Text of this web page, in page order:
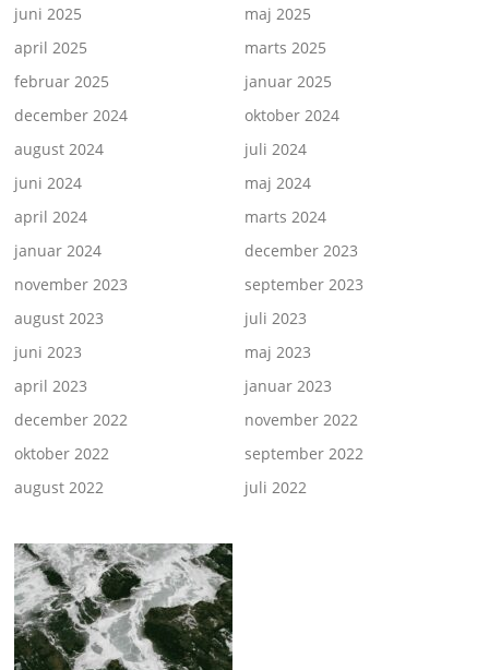
juni 2025
maj 2025
april 2025
marts 2025
februar 2025
januar 2025
december 2024
oktober 2024
august 2024
juli 2024
juni 2024
maj 2024
april 2024
marts 2024
januar 2024
december 2023
november 2023
september 2023
august 2023
juli 2023
juni 2023
maj 2023
april 2023
januar 2023
december 2022
november 2022
oktober 2022
september 2022
august 2022
juli 2022